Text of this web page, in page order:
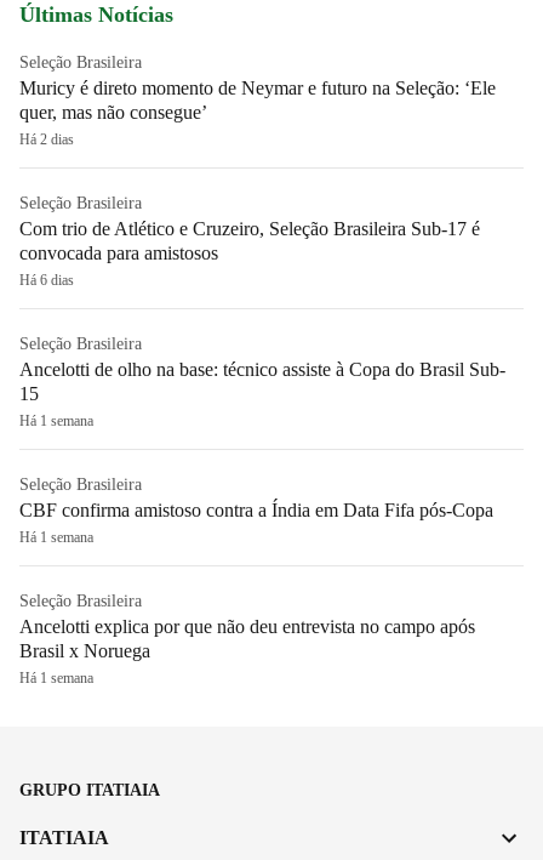
Últimas Notícias
Seleção Brasileira
Muricy é direto momento de Neymar e futuro na Seleção: ‘Ele
quer, mas não consegue’
Há 2 dias
Seleção Brasileira
Com trio de Atlético e Cruzeiro, Seleção Brasileira Sub-17 é
convocada para amistosos
Há 6 dias
Seleção Brasileira
Ancelotti de olho na base: técnico assiste à Copa do Brasil Sub-
15
Há 1 semana
Seleção Brasileira
CBF confirma amistoso contra a Índia em Data Fifa pós-Copa
Há 1 semana
Seleção Brasileira
Ancelotti explica por que não deu entrevista no campo após
Brasil x Noruega
Há 1 semana
GRUPO ITATIAIA
ITATIAIA